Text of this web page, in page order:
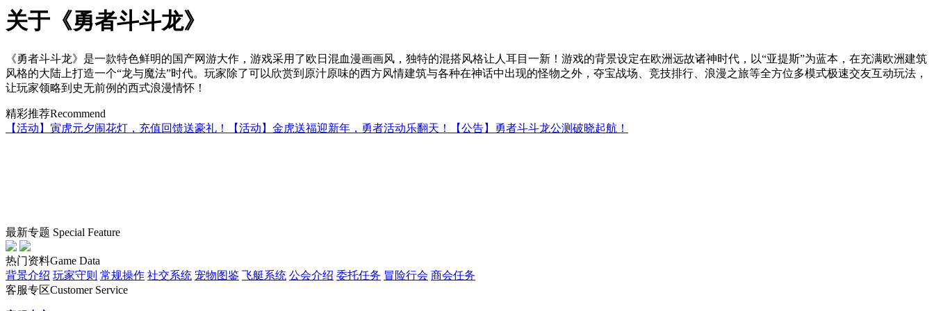
关于《勇者斗斗龙》
《勇者斗斗龙》是一款特色鲜明的国产网游大作，游戏采用了欧日混血漫画画风，独特的混搭风格让人耳目一新！游戏的背景设定在欧洲远故诸神时代，以“亚提斯”为蓝本，在充满欧洲建筑
风格的大陆上打造一个“龙与魔法”时代。玩家除了可以欣赏到原汁原味的西方风情建筑与各种在神话中出现的怪物之外，夺宝战场、竞技排行、浪漫之旅等全方位多模式极速交友互动玩法，
让玩家领略到史无前例的西式浪漫情怀！
精彩推荐Recommend
【活动】寅虎元夕闹花灯，充值回馈送豪礼！
【活动】金虎送福迎新年，勇者活动乐翻天！ 【公告】勇者斗斗龙公测破晓起航！
最新专题 Special Feature
热门资料Game Data
背景介绍 玩家守则 常规操作 社交系统 宠物图鉴 飞艇系统 公会介绍 委托任务 冒险行会 商会任务
客服专区Customer Service